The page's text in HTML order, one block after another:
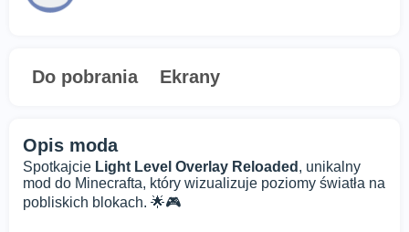
Do pobrania Ekrany
Opis moda
Spotkajcie Light Level Overlay Reloaded , unikalny
mod do Minecrafta, który wizualizuje poziomy światła na
pobliskich blokach. 🌟🎮